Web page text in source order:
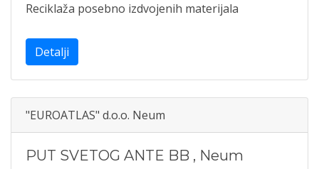
Reciklaža posebno izdvojenih materijala
Detalji
"EUROATLAS" d.o.o. Neum
PUT SVETOG ANTE BB , Neum